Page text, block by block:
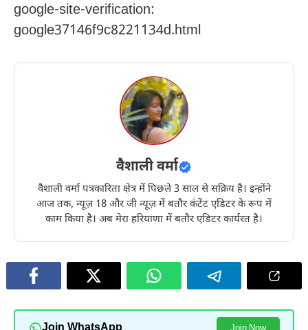
google-site-verification:
google37146f9c8221134d.html
वैशाली वर्मा
वैशाली वर्मा पत्रकारिता क्षेत्र में पिछले 3 साल से सक्रिय है। इन्होंने
आज तक, न्यूज़ 18 और जी न्यूज़ में बतौर कंटेंट एडिटर के रूप में
काम किया है। अब मेरा हरियाणा में बतौर एडिटर कार्यरत है।